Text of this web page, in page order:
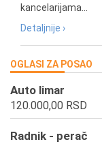
kancelarijama...
Detaljnije ›
OGLASI ZA POSAO
Auto limar
120.000,00 RSD
Radnik - perač